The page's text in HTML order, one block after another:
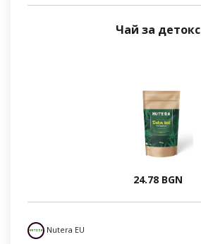
Чай за детокс
24.78 BGN
Nutera EU